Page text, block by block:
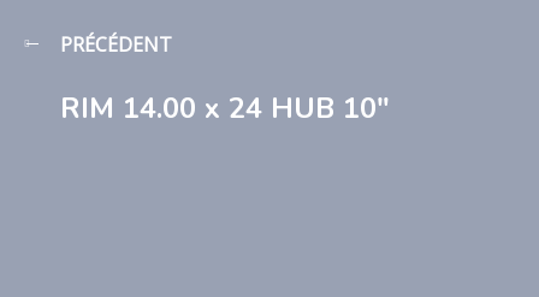
PRÉCÉDENT
RIM 14.00 x 24 HUB 10″